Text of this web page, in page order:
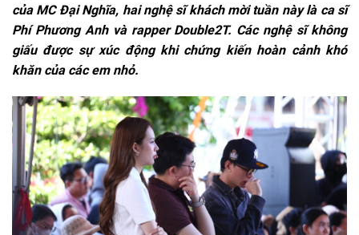
của MC Đại Nghĩa, hai nghệ sĩ khách mời tuần này là ca sĩ
Phí Phương Anh và rapper Double2T. Các nghệ sĩ không
giấu được sự xúc động khi chứng kiến hoàn cảnh khó
khăn của các em nhỏ.